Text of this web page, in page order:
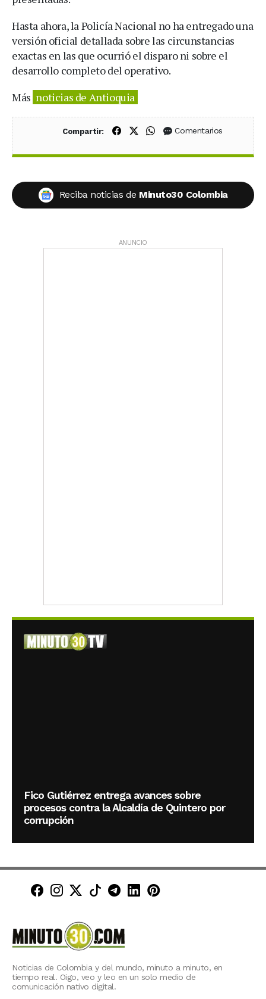
Hasta ahora, la Policía Nacional no ha entregado una
versión oficial detallada sobre las circunstancias
exactas en las que ocurrió el disparo ni sobre el
desarrollo completo del operativo.
Más noticias de Antioquia
Compartir: Compartir en Facebook
Compartir en X (Twitter)
Compartir en WhatsApp
Comentarios
Reciba noticias de Minuto30 Colombia
ANUNCIO
Fico Gutiérrez entrega avances sobre
procesos contra la Alcaldía de Quintero por
corrupción
Minuto30 en Facebook
Minuto30 en Instagram
Minuto30 en X (Twitter)
Minuto30 en TikTok
Canal de Minuto30 en
Minuto30 en LinkedIn
Minuto30 en
Noticias de Colombia y del mundo, minuto a minuto, en
tiempo real. Oigo, veo y leo en un solo medio de
comunicación nativo digital.